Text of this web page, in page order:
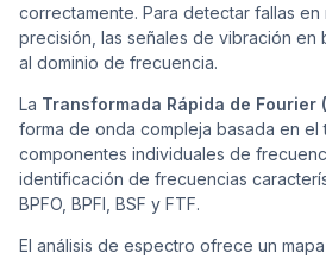
correctamente. Para detectar fallas en
precisión, las señales de vibración
al dominio de frecuencia.
La Transformada Rápida de Fourier
forma de onda compleja basada en el
componentes individuales de
identificación de frecuencias
BPFO, BPFI, BSF y FTF.
El análisis de espectro ofrece un